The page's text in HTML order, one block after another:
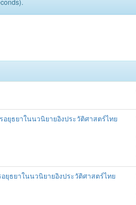
ยุธยาในนวนิยายอิงประวัติศาสตร์ไทย
ยุธยาในนวนิยายอิงประวัติศาสตร์ไทย